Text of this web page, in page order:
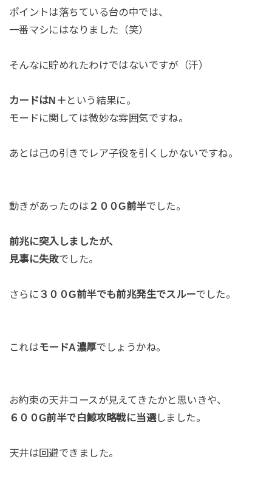
ポイントは落ちている台の中では、
一番マシにはなりました（笑）
そんなに貯めれたわけではないですが（汗）
カードはN＋ という結果に。
モードに関しては微妙な雰囲気ですね。
あとは己の引きでレア子役を引くしかないですね。
動きがあったのは ２００G前半でした。
前兆に突入しましたが、
見事に失敗でした。
さらに ３００G前半でも前兆発生でスルーでした。
これはモードA濃厚でしょうかね。
お約束の天井コースが見えてきたかと思いきや、
６００G前半で白鯨攻略戦に当選しました。
天井は回避できました。